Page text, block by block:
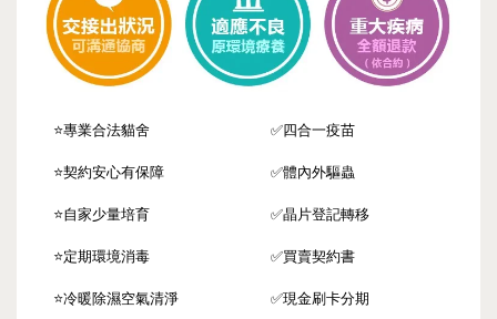
⭐️專業合法貓舍
⭐️契約安心有保障
⭐️自家少量培育
⭐️定期環境消毒
⭐️冷暖除濕空氣清淨
✅四合一疫苗
✅體內外驅蟲
✅晶片登記轉移
✅買賣契約書
✅現金刷卡分期